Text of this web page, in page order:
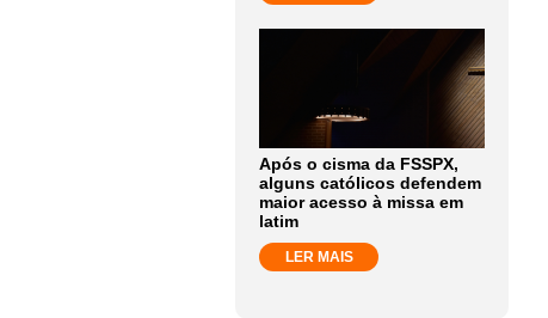
Após o cisma da FSSPX,
alguns católicos defendem
maior acesso à missa em
latim
LER MAIS